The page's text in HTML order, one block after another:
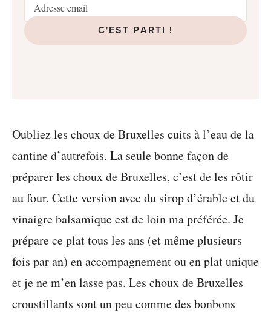
C'EST PARTI !
Oubliez les choux de Bruxelles cuits à l’eau de la
cantine d’autrefois. La seule bonne façon de
préparer les choux de Bruxelles, c’est de les rôtir
au four. Cette version avec du sirop d’érable et du
vinaigre balsamique est de loin ma préférée. Je
prépare ce plat tous les ans (et même plusieurs
fois par an) en accompagnement ou en plat unique
et je ne m’en lasse pas. Les choux de Bruxelles
croustillants sont un peu comme des bonbons